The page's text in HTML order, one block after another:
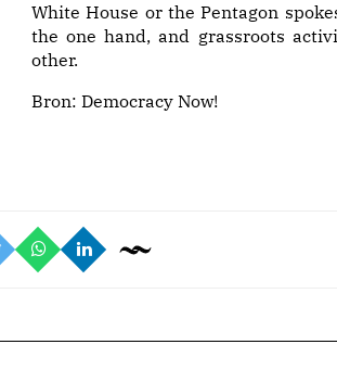
White House or the Pentagon
the one hand, and grassroots
other.
Bron: Democracy Now!